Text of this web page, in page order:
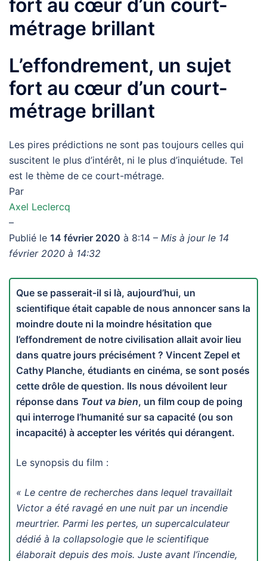
fort au cœur d’un court-
métrage brillant
L’effondrement, un sujet
fort au cœur d’un court-
métrage brillant
Les pires prédictions ne sont pas toujours celles qui
suscitent le plus d’intérêt, ni le plus d’inquiétude. Tel
est le thème de ce court-métrage.
Par
Axel Leclercq
–
Publié le 14 février 2020 à 8:14 – Mis à jour le 14
février 2020 à 14:32
Que se passerait-il si là, aujourd’hui, un
scientifique était capable de nous annoncer sans la
moindre doute ni la moindre hésitation que
l’effondrement de notre civilisation allait avoir lieu
dans quatre jours précisément ? Vincent Zepel et
Cathy Planche, étudiants en cinéma, se sont posés
cette drôle de question. Ils nous dévoilent leur
réponse dans Tout va bien, un film coup de poing
qui interroge l’humanité sur sa capacité (ou son
incapacité) à accepter les vérités qui dérangent.
Le synopsis du film :
« Le centre de recherches dans lequel travaillait
Victor a été ravagé en une nuit par un incendie
meurtrier. Parmi les pertes, un supercalculateur
dédié à la collapsologie que le scientifique
élaborait depuis des mois. Juste avant l’incendie,